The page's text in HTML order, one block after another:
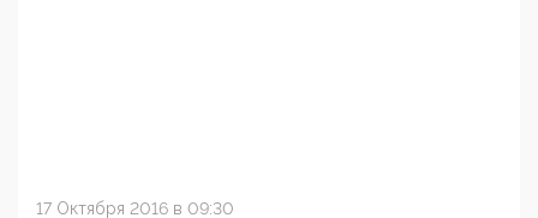
17 Октября 2016 в 09:30